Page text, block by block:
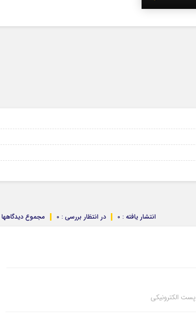
مجموع دیدگاهها : در انتظار بررسی : 0 انتشار یافته : 0
پست الکترونیکی